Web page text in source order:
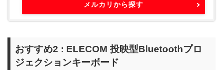
メルカリから探す
おすすめ2 : ELECOM 投映型Bluetoothプロ
ジェクションキーボード